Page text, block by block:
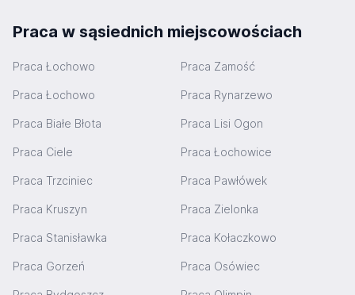
Praca w sąsiednich miejscowościach
Praca Łochowo Praca Zamość
Praca Łochowo Praca Rynarzewo
Praca Białe Błota Praca Lisi Ogon
Praca Ciele Praca Łochowice
Praca Trzciniec Praca Pawłówek
Praca Kruszyn Praca Zielonka
Praca Stanisławka Praca Kołaczkowo
Praca Gorzeń Praca Osówiec